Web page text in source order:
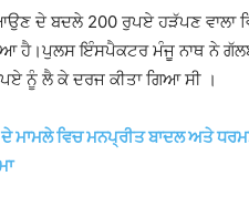
ਦੇ ਬਦਲੇ 200 ਰੁਪਏ ਹੜੱਪਣ ਵਾਲਾ
ਹੈ।ਪੁਲਸ ਇੰਸਪੈਕਟਰ ਮੰਜੂ ਨਾਥ ਨੇ
ਨੂੰ ਲੈ ਕੇ ਦਰਜ ਕੀਤਾ ਗਿਆ ਸੀ ।
ਮਾਮਲੇ ਵਿਚ ਮਨਪ੍ਰੀਤ ਬਾਦਲ ਅਤੇ